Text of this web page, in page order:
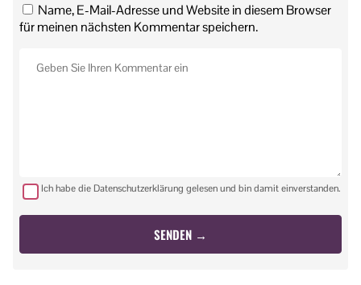
Name, E-Mail-Adresse und Website in diesem Browser
für meinen nächsten Kommentar speichern.
Ich habe die Datenschutzerklärung gelesen und bin damit einverstanden.